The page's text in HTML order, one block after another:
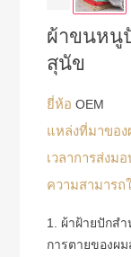
ผ้าขนหนู
สุนัข
ยี่ห้อOEM
แหล่งที่มาขอ
เวลาการส่งมอ
ความสามารถ
1. ผ้าฝ้ายปักส
การตายของผ